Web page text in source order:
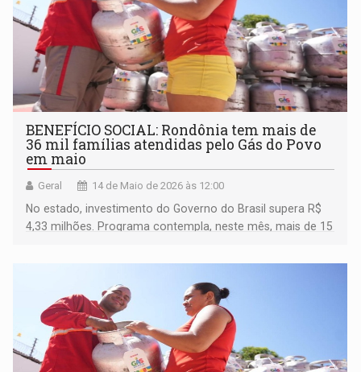
BENEFÍCIO SOCIAL: Rondônia tem mais de
36 mil famílias atendidas pelo Gás do Povo
em maio
Geral 14 de Maio de 2026 às 12:00
No estado, investimento do Governo do Brasil supera R$
4,33 milhões. Programa contempla, neste mês, mais de 15